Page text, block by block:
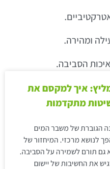
ומהירה.
הסביבה.
איך למקסם את
מתקדמות
הגוברת של משבר המים
לנושא מרכזי. המיחזור של
גם תורם לשמירה על הסביבה.
את החשיבות של יישום